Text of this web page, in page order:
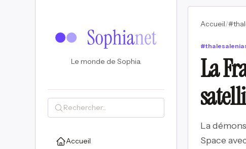
Le monde de Sophia.
Accueil
Accueil/#
#
La
La
Space